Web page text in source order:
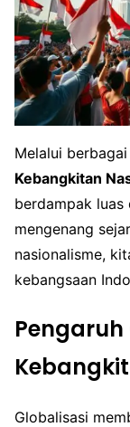
Melalui
Kebangkitan
berdampak luas
mengenang
nasionalisme,
kebangsaan
Globalisasi